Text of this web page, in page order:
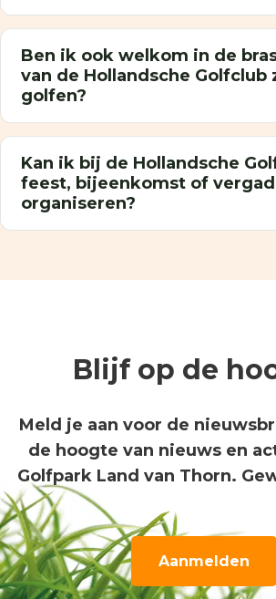
Ben ik ook welkom in de
van de Hollandsche Golfclub
golfen?
Kan ik bij de Hollandsche
feest, bijeenkomst of
organiseren?
Blijf op de
Meld je aan voor de
de hoogte van nieuws en
Golfpark Land van Thorn.
Aanmelden